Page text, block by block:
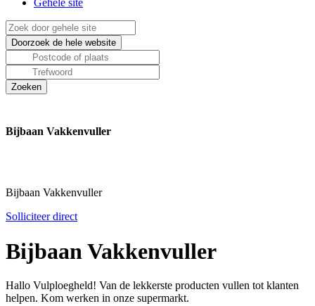
Gehele site
Bijbaan Vakkenvuller
Bijbaan Vakkenvuller
Solliciteer direct
Bijbaan Vakkenvuller
Hallo Vulploegheld! Van de lekkerste producten vullen tot klanten
helpen. Kom werken in onze supermarkt.